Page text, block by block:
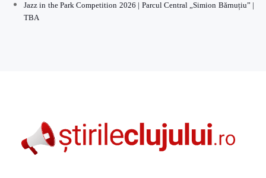
Jazz in the Park Competition 2026 | Parcul Central „Simion Bărnuțiu” |
TBA